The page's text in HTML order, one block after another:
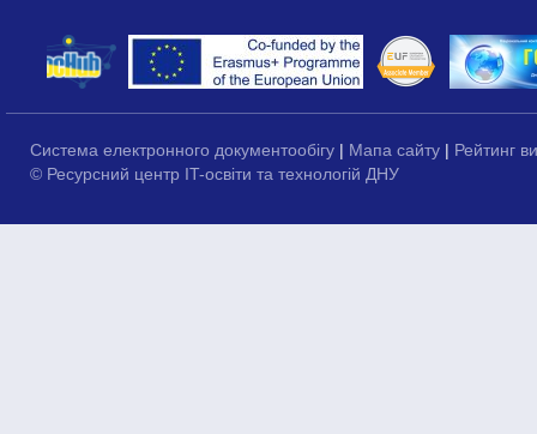
Система електронного документообігу | Мапа сайту | Рейтинг
© Ресурсний центр IT-освіти та технологій ДНУ